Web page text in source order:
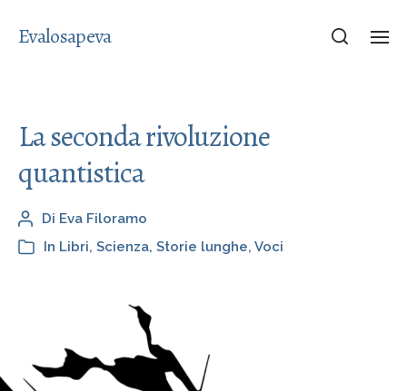
Evalosapeva
La seconda rivoluzione
quantistica
Di Eva Filoramo
In Libri, Scienza, Storie lunghe, Voci